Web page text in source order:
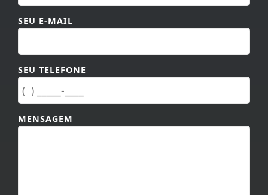
SEU E-MAIL
SEU TELEFONE
MENSAGEM